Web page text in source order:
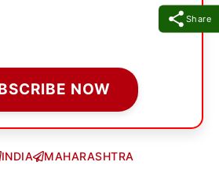
Share
NOW
INDIA
MAHARASHTRA